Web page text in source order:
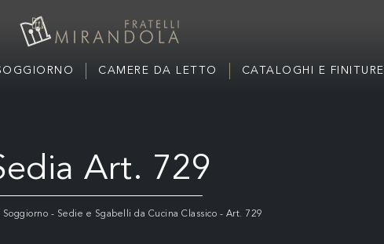
CAMERE DA LETTO CATALOGHI E FINITURE
Art. 729
Soggiorno - Sedie e Sgabelli da Cucina Classico - Art. 729